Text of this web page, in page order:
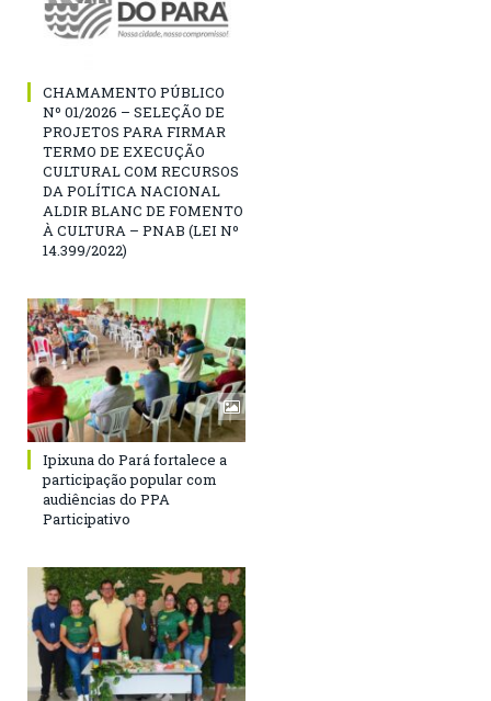
CHAMAMENTO PÚBLICO
Nº 01/2026 – SELEÇÃO DE
PROJETOS PARA FIRMAR
TERMO DE EXECUÇÃO
CULTURAL COM RECURSOS
DA POLÍTICA NACIONAL
ALDIR BLANC DE FOMENTO
À CULTURA – PNAB (LEI Nº
14.399/2022)
Ipixuna do Pará fortalece a
participação popular com
audiências do PPA
Participativo